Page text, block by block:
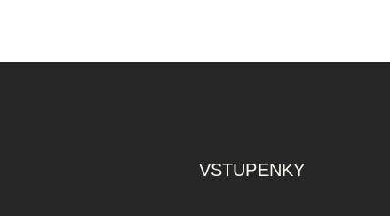
VSTUPENKY